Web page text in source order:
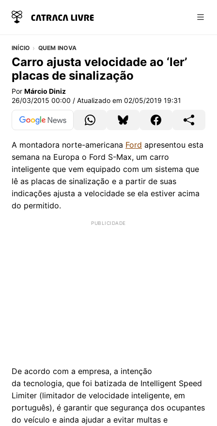
INÍCIO QUEM INOVA
Carro ajusta velocidade ao ‘ler’
placas de sinalização
Por Márcio Diniz
26/03/2015 00:00 / Atualizado em 02/05/2019 19:31
A montadora norte-americana Ford apresentou esta
semana na Europa o Ford S-Max, um carro
inteligente que vem equipado com um sistema que
lê as placas de sinalização e a partir de suas
indicações ajusta a velocidade se ela estiver acima
do permitido.
De acordo com a empresa, a intenção
da tecnologia, que foi batizada de Intelligent Speed
Limiter (limitador de velocidade inteligente, em
português), é garantir que segurança dos ocupantes
do veículo e ainda ajudar a evitar multas e